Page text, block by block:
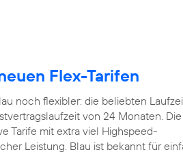
Flex-Tarifen
noch flexibler: die beliebten
von 24 Monaten.
Tarife mit extra viel Highspeed-
Leistung. Blau ist bekannt für